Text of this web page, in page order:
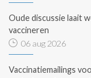
Oude discussie laait
vaccineren
06 aug 2026
Vaccinatiemailings